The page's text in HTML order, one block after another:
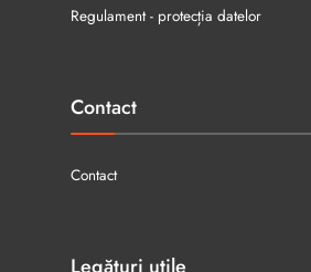
Regulament - protecția datelor
Contact
Contact